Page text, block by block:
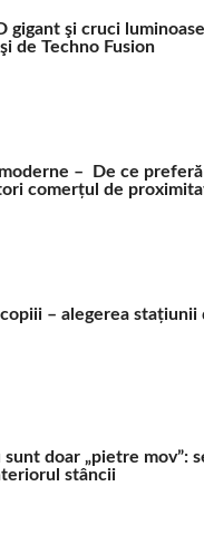
gigant şi cruci
de Techno Fusion
moderne – De ce
comerțul de
– alegerea
doar „pietre mov”:
stâncii